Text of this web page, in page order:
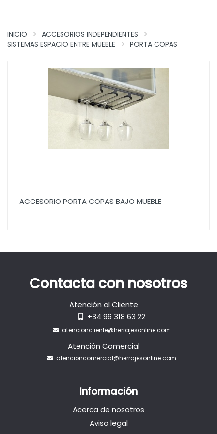
INICIO
ACCESORIOS INDEPENDIENTES
SISTEMAS ESPACIO ENTRE MUEBLE
PORTA COPAS
ACCESORIO PORTA COPAS BAJO MUEBLE
Contacta con nosotros
Atención al Cliente
+34 96 318 63 22
atencioncliente@herrajesonline.com
Atención Comercial
atencioncomercial@herrajesonline.com
Información
Acerca de nosotros
Aviso legal